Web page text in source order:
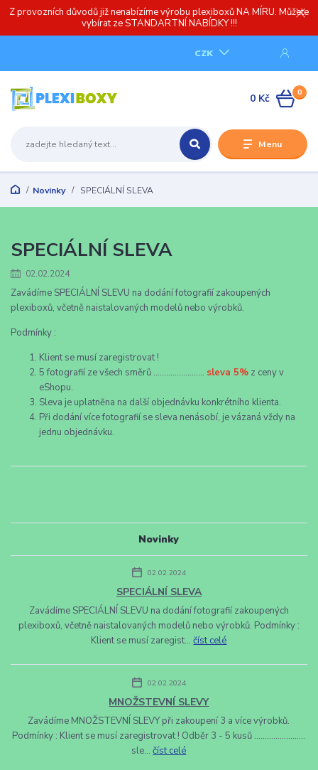
Z provozních důvodů již nenabízíme výrobu plexiboxů NA MÍRU. Můžete
vybírat ze STANDARTNÍ NABÍDKY !!!
Menu
CZK
0
0 Kč
Novinky SPECIÁLNÍ SLEVA
Novinky
02.02.2024
SPECIÁLNÍ SLEVA
Zavádíme SPECIÁLNÍ SLEVU na dodání fotografií zakoupených
plexiboxů, včetně naistalovaných modelů nebo výrobků. Podmínky :
Klient se musí zaregist...číst celé
02.02.2024
MNOŽSTEVNÍ SLEVY
Zavádíme MNOŽSTEVNÍ SLEVY při zakoupení 3 a více výrobků.
Podmínky : Klient se musí zaregistrovat ! Odběr 3 - 5 kusů ........................
sle...číst celé
SPECIÁLNÍ SLEVA
02.02.2024
Zavádíme SPECIÁLNÍ SLEVU na dodání fotografií zakoupených
plexiboxů, včetně naistalovaných modelů nebo výrobků.
Podmínky :
Klient se musí zaregistrovat !
5 fotografií ze všech směrů ........................ sleva 5% z ceny v
eShopu.
Sleva je uplatněna na další objednávku konkrétního klienta.
Při dodání více fotografií se sleva nenásobí, je vázaná vždy na
jednu objednávku.